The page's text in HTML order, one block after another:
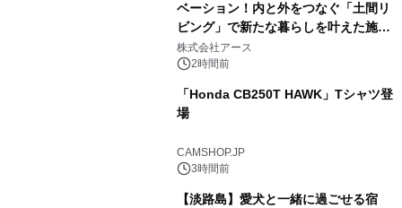
ベーション！内と外をつなぐ「土間リ
ビング」で新たな暮らしを叶えた施工
事例を株式会社アースが公開
株式会社アース
2時間前
「Honda CB250T HAWK」Tシャツ登
場
CAMSHOP.JP
3時間前
【淡路島】愛犬と一緒に過ごせる宿